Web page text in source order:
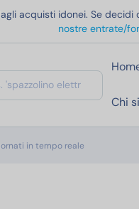
acquisti idonei. Se
nostre entrate/
Chi
in tempo reale